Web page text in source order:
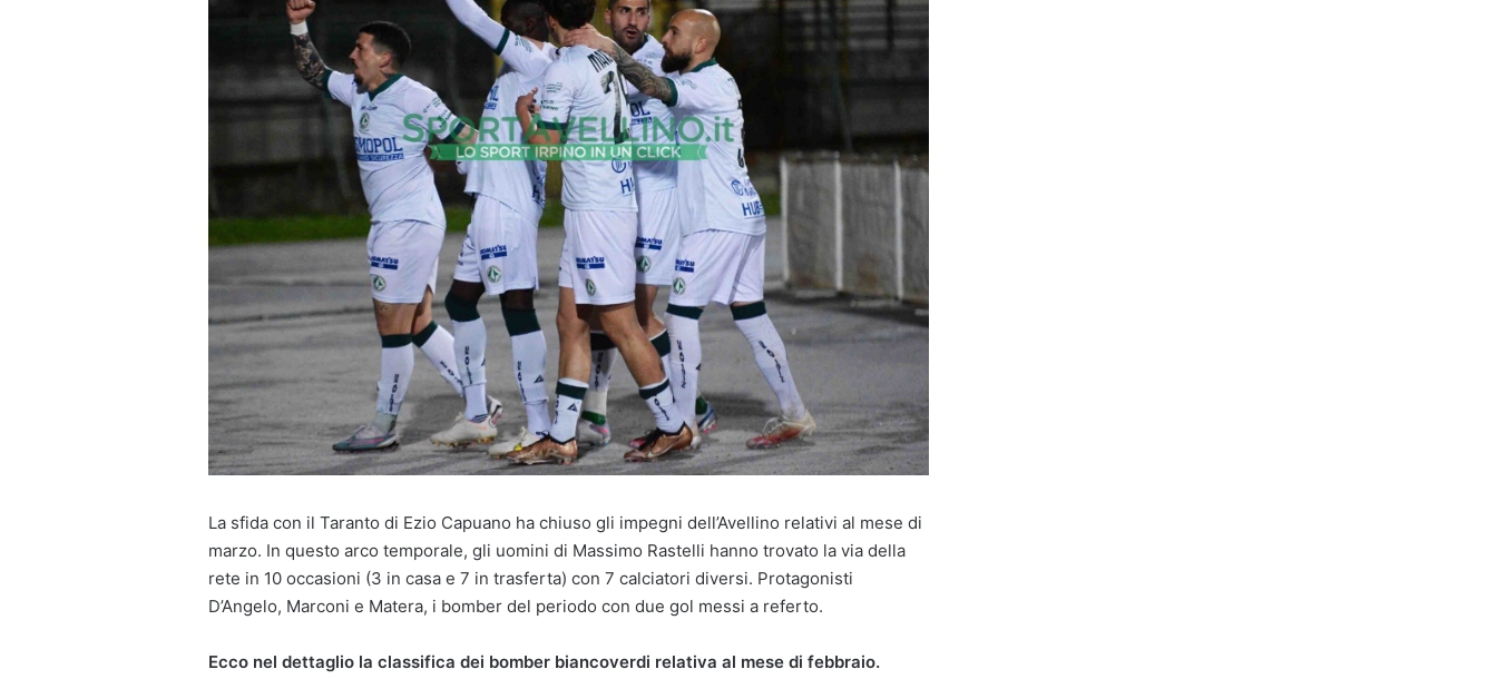
La sfida con il Taranto di Ezio Capuano ha chiuso gli impegni dell’Avellino relativi al mese di
marzo. In questo arco temporale, gli uomini di Massimo Rastelli hanno trovato la via della
rete in 10 occasioni (3 in casa e 7 in trasferta) con 7 calciatori diversi. Protagonisti
D’Angelo, Marconi e Matera, i bomber del periodo con due gol messi a referto.
Ecco nel dettaglio la classifica dei bomber biancoverdi relativa al mese di febbraio.